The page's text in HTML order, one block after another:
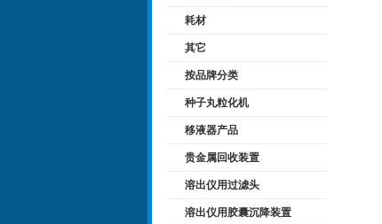
耗材
其它
按品牌分类
种子丸粒化机
移液器产品
贵金属回收装置
溶出仪用过滤头
溶出仪用胶囊沉降装置